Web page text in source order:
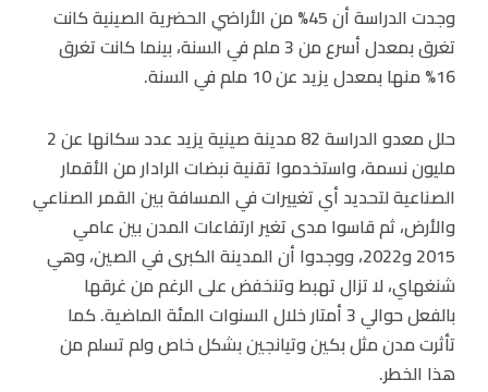
وجدت الدراسة أن 45% من الأراضي الحضرية الصينية كانت
تغرق بمعدل أسرع من 3 ملم في السنة، بينما كانت تغرق
16% منها بمعدل يزيد عن 10 ملم في السنة.
حلل معدو الدراسة 82 مدينة صينية يزيد عدد سكانها عن 2
مليون نسمة، واستخدموا تقنية نبضات الرادار من الأقمار
الصناعية لتحديد أي تغييرات في المسافة بين القمر الصناعي
والأرض، ثم قاسوا مدى تغير ارتفاعات المدن بين عامي
2015 و2022، ووجدوا أن المدينة الكبرى في الصين، وهي
شنغهاي، لا تزال تهبط وتنخفض على الرغم من غرقها
بالفعل حوالي 3 أمتار خلال السنوات المئة الماضية. كما
تأثرت مدن مثل بكين وتيانجين بشكل خاص ولم تسلم من
هذا الخطر.